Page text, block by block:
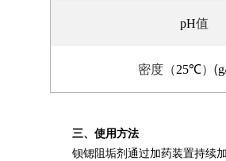
pH值
密度（25℃）(
三、使用方法
钡锶阻垢剂通过加药装置持续加